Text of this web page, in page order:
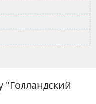
"Голландский